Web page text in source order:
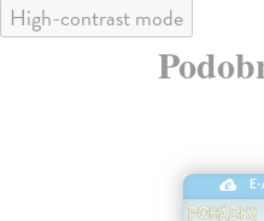
High-contrast mode